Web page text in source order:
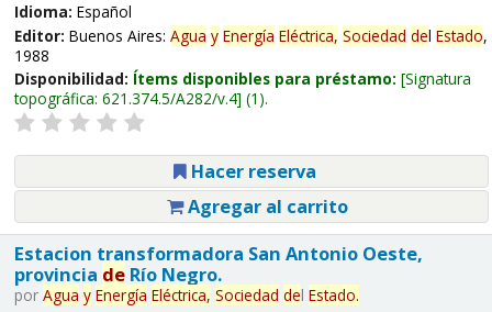
Idioma: Español
Editor: Buenos Aires: Agua y Energía Eléctrica, Sociedad del Estado,
1988
Disponibilidad: Ítems disponibles para préstamo: Signatura
topográfica: 621.374.5/A282/v.4 (1).
Hacer reserva
Agregar al carrito
Estacion transformadora San Antonio Oeste,
provincia deRío Negro.
por Agua y Energía Eléctrica, Sociedad del Estado.